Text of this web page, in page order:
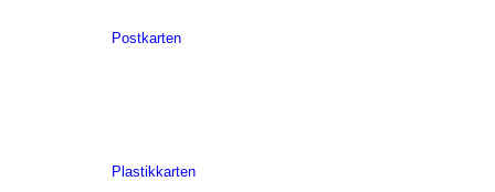
Postkarten
Plastikkarten